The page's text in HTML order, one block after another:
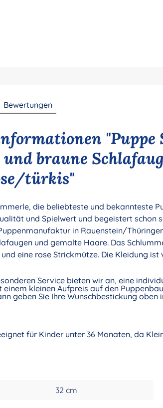
Bewertungen
"Puppe
braune
türkis"
die beliebteste und bekannteste
und Spielwert und begeistert schon
in Rauenstein/
und gemalte Haare. Das
eine rose Strickmütze. Die Kleidung ist
Service bieten wir an, eine
kleinen Aufpreis auf den
geben Sie Ihre Wunschbestickung
für Kinder unter 36 Monaten, da
32 cm